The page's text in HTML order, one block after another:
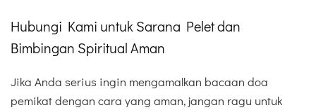
Hubungi Kami untuk Sarana Pelet dan
Bimbingan Spiritual Aman
Jika Anda serius ingin mengamalkan bacaan doa
pemikat dengan cara yang aman, jangan ragu untuk